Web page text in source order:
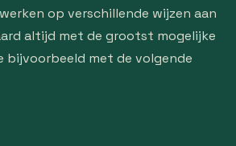
op verschillende wijzen aan
altijd met de grootst mogelijke
bijvoorbeeld met de volgende